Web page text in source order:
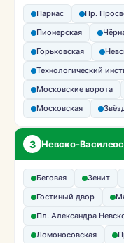
Парнас Пр.
Пионерская
Горьковская
Технологический
Московские ворота
Московская
3 Невско-
Беговая Зенит
Гостиный двор
Пл. Александра
Ломоносовская